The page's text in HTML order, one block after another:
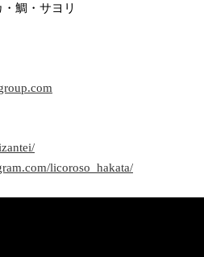
鯛・サヨリ
licoroso_hakata/